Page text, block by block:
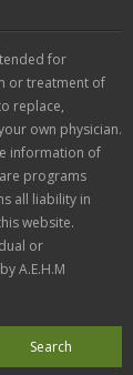
for
or treatment of
replace,
own physician.
information of
programs
all liability in
website.
or
A.E.H.M